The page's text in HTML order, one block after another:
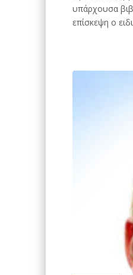
υπάρχουσα
επίσκεψη ο